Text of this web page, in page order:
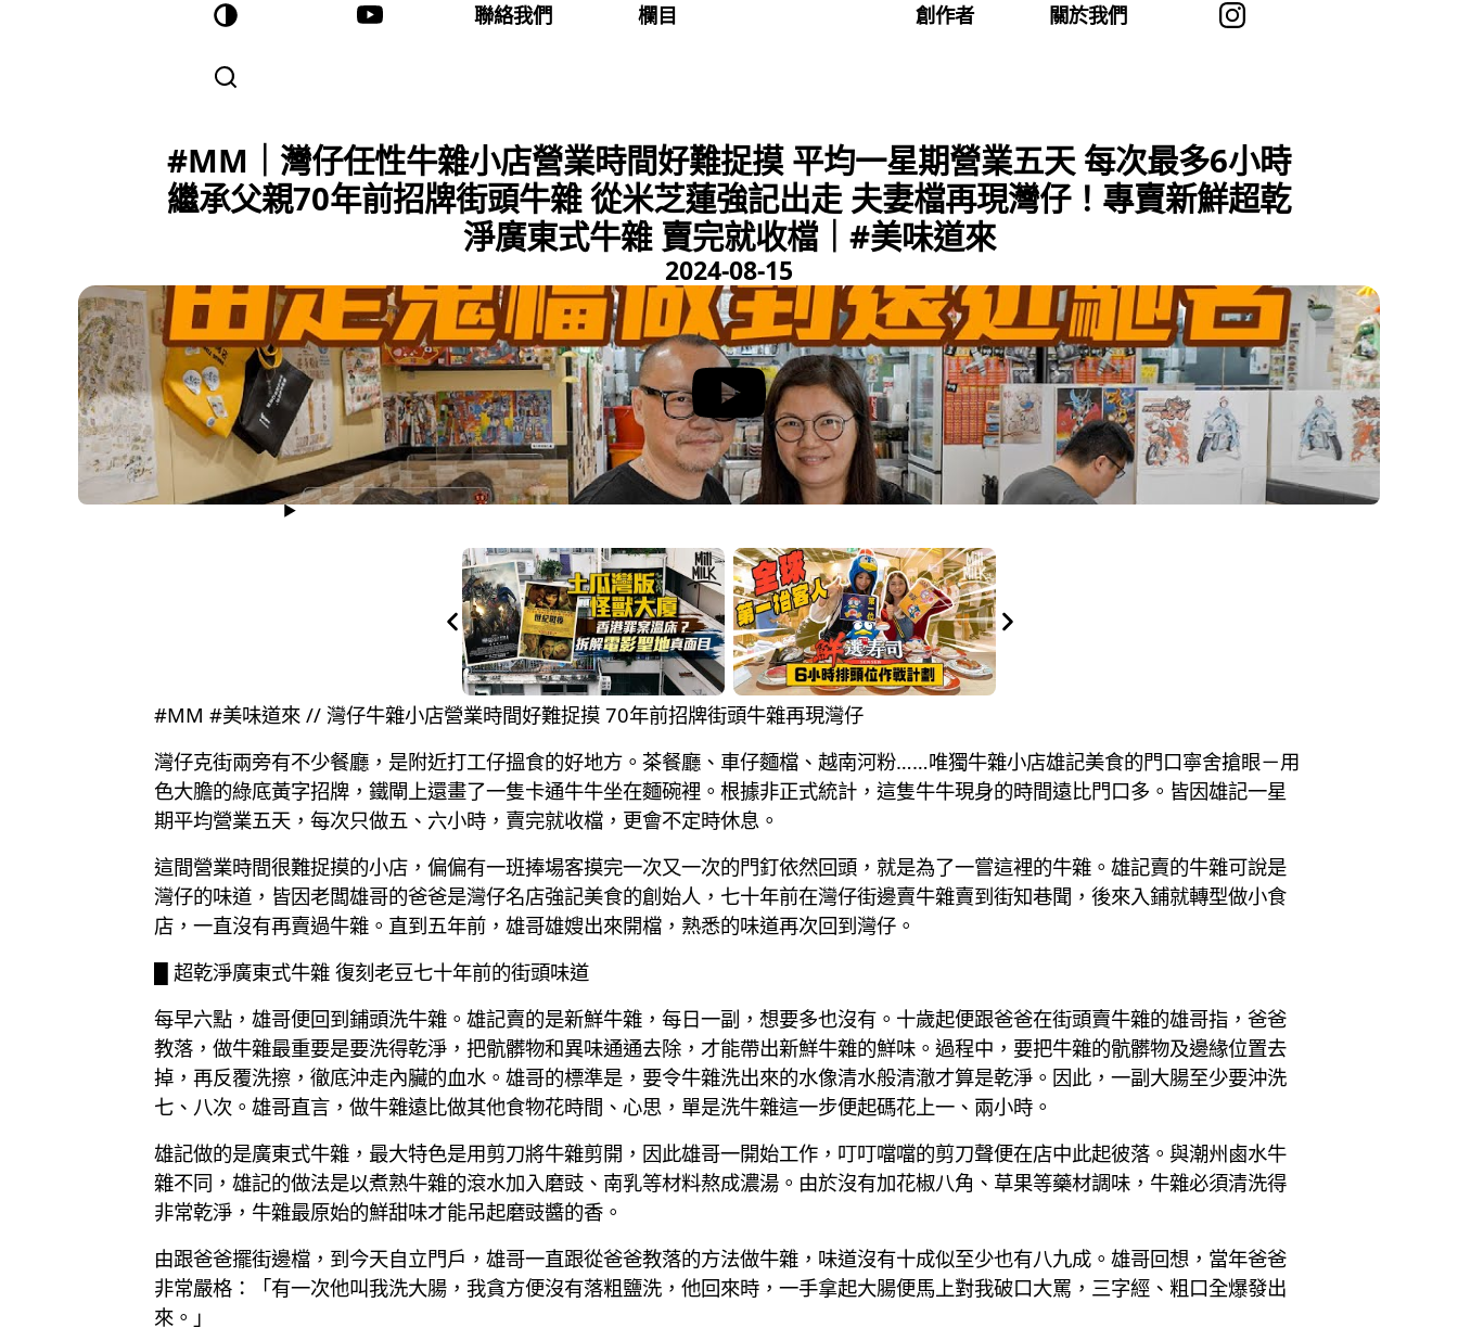
聯絡我們 欄目 創作者 關於我們
#MM｜灣仔任性牛雜小店營業時間好難捉摸 平均一星期營業五天 每次最多6小時
繼承父親70年前招牌街頭牛雜 從米芝蓮強記出走 夫妻檔再現灣仔！專賣新鮮超乾
淨廣東式牛雜 賣完就收檔｜#美味道來
2024-08-15
#MM #美味道來 // 灣仔牛雜小店營業時間好難捉摸 70年前招牌街頭牛雜再現灣仔
灣仔克街兩旁有不少餐廳，是附近打工仔搵食的好地方。茶餐廳、車仔麵檔、越南河粉……唯獨牛雜小店雄記美食的門口寧舍搶眼－用
色大膽的綠底黃字招牌，鐵閘上還畫了一隻卡通牛牛坐在麵碗裡。根據非正式統計，這隻牛牛現身的時間遠比門口多。皆因雄記一星
期平均營業五天，每次只做五、六小時，賣完就收檔，更會不定時休息。
這間營業時間很難捉摸的小店，偏偏有一班捧場客摸完一次又一次的門釘依然回頭，就是為了一嘗這裡的牛雜。雄記賣的牛雜可說是
灣仔的味道，皆因老闆雄哥的爸爸是灣仔名店強記美食的創始人，七十年前在灣仔街邊賣牛雜賣到街知巷聞，後來入鋪就轉型做小食
店，一直沒有再賣過牛雜。直到五年前，雄哥雄嫂出來開檔，熟悉的味道再次回到灣仔。
█ 超乾淨廣東式牛雜 復刻老豆七十年前的街頭味道
每早六點，雄哥便回到鋪頭洗牛雜。雄記賣的是新鮮牛雜，每日一副，想要多也沒有。十歲起便跟爸爸在街頭賣牛雜的雄哥指，爸爸
教落，做牛雜最重要是要洗得乾淨，把骯髒物和異味通通去除，才能帶出新鮮牛雜的鮮味。過程中，要把牛雜的骯髒物及邊緣位置去
掉，再反覆洗擦，徹底沖走內臟的血水。雄哥的標準是，要令牛雜洗出來的水像清水般清澈才算是乾淨。因此，一副大腸至少要沖洗
七、八次。雄哥直言，做牛雜遠比做其他食物花時間、心思，單是洗牛雜這一步便起碼花上一、兩小時。
雄記做的是廣東式牛雜，最大特色是用剪刀將牛雜剪開，因此雄哥一開始工作，叮叮噹噹的剪刀聲便在店中此起彼落。與潮州鹵水牛
雜不同，雄記的做法是以煮熟牛雜的滾水加入磨豉、南乳等材料熬成濃湯。由於沒有加花椒八角、草果等藥材調味，牛雜必須清洗得
非常乾淨，牛雜最原始的鮮甜味才能吊起磨豉醬的香。
由跟爸爸擺街邊檔，到今天自立門戶，雄哥一直跟從爸爸教落的方法做牛雜，味道沒有十成似至少也有八九成。雄哥回想，當年爸爸
非常嚴格：「有一次他叫我洗大腸，我貪方便沒有落粗鹽洗，他回來時，一手拿起大腸便馬上對我破口大罵，三字經、粗口全爆發出
來。」